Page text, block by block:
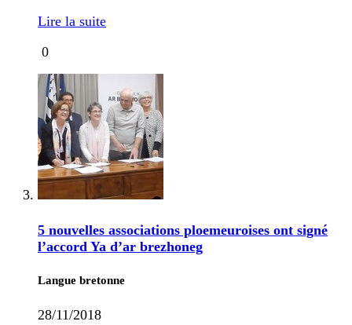
Lire la suite
0
5 nouvelles associations ploemeuroises ont signé
l’accord Ya d’ar brezhoneg
Langue bretonne
28/11/2018